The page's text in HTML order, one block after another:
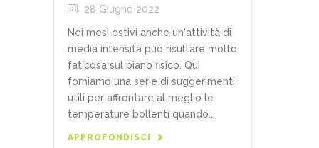
28 Giugno 2022
Nei mesi estivi anche un'attività di
media intensità può risultare molto
faticosa sul piano fisico. Qui
forniamo una serie di suggerimenti
utili per affrontare al meglio le
temperature bollenti quando...
APPROFONDISCI